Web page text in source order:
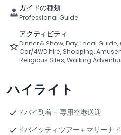
ガイドの種類
Professional Guide
アクティビティ
Dinner & Show, Day, Local
Car/4WD hire, Shopping,
Religious Sites, Walking
ハイライト
ドバイ到着 - 専用空港送迎
ドバイシティツアー＋マリーナ